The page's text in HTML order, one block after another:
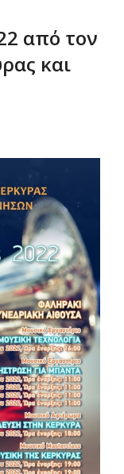
από τον
και